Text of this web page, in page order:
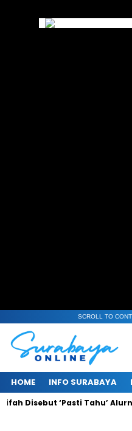
SCROLL TO
HOME INFO SURABAYA
Disebut ‘Pasti Tahu’